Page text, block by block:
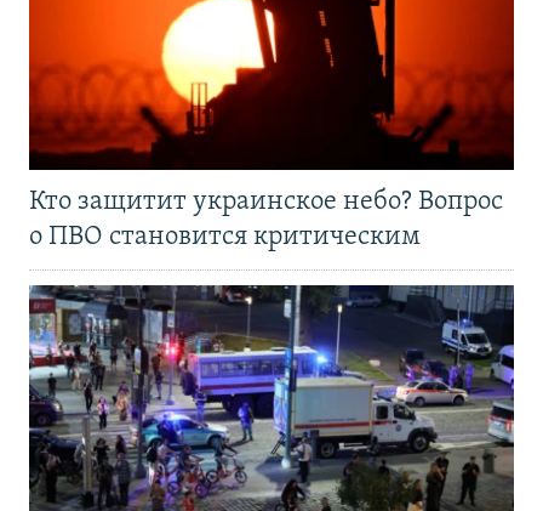
Кто защитит украинское небо? Вопрос
о ПВО становится критическим